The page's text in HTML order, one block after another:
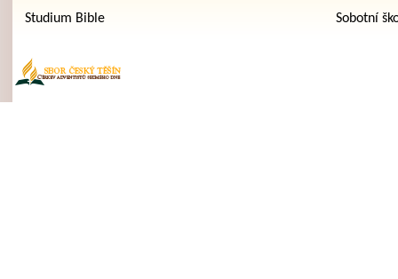
Studium Bible
Sobotní